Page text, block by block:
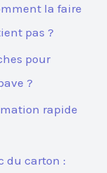
la faire
pas ?
pour
?
rapide
du carton :